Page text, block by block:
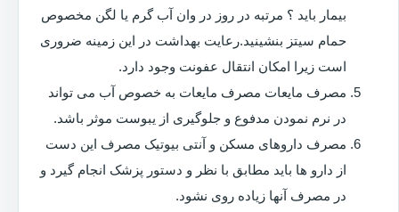
بیمار باید ؟ مرتبه در روز در وان آب گرم یا لگن مخصوص
حمام سیتز بنشینید.رعایت بهداشت در این زمینه ضروری
است زیرا امکان انتقال عفونت وجود دارد.
مصرف مایعات مصرف مایعات به خصوص آب می تواند
در نرم نمودن مدفوع و جلوگیری از یبوست موثر باشد.
مصرف داروهای مسکن و آنتی بیوتیک مصرف این دست
از دارو ها باید مطابق با نظر و دستور پزشک انجام گیرد و
در مصرف آنها زیاده روی نشود.